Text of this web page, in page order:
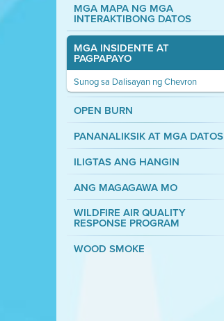
MGA MAPA NG MGA
INTERAKTIBONG DATOS
MGA INSIDENTE AT
PAGPAPAYO
Sunog sa Dalisayan ng Chevron
OPEN BURN
PANANALIKSIK AT MGA DATOS
ILIGTAS ANG HANGIN
ANG MAGAGAWA MO
WILDFIRE AIR QUALITY
RESPONSE PROGRAM
WOOD SMOKE